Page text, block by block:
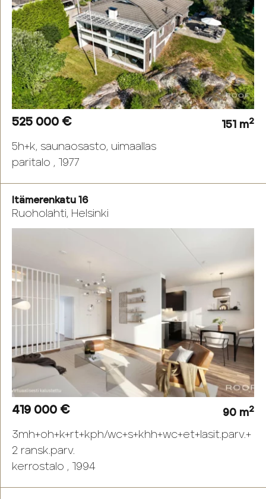
525 000 € 151 m2
5h+k, saunaosasto, uimaallas
paritalo , 1977
Itämerenkatu 16
Ruoholahti, Helsinki
419 000 € 90 m2
3mh+oh+k+rt+kph/wc+s+khh+wc+et+lasit.parv.+
2 ransk.parv.
kerrostalo , 1994